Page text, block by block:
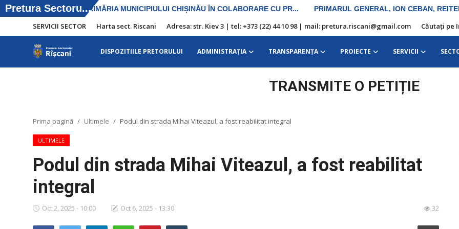
SERVICII SECTOR Harta sect. Riscani Adresa: str. Kiev 3 | tel: +373 (22) 44 10 98 | mail: pretura.riscani@gmail.com Căutați pe
DISPOZITIILE PRETORULUI ADMINISTRAŢIA TRANSPARENȚA PROIECTE SERVICII
Adresa: str. Kiev 3 | tel: +373 (22) 44 10
98 | mail: pretura.riscani@gmail.com
ADMINISTRAŢIA
Transparența
Proiecte
TRANSMITE O PETIȚIE
Prima pagină Ultimele Podul din strada Mihai Viteazul, a fost reabilitat integral
ULTIMELE
Podul din strada Mihai Viteazul, a fost reabilitat
integral
Oct 2, 2025 - 10:00 Oct 6, 2025 - 13:30 32